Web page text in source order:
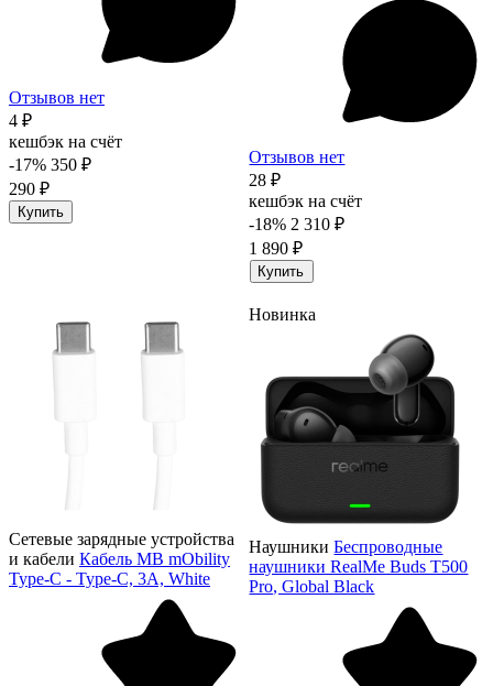
Отзывов нет
4 ₽
кешбэк на счёт
-17% 350 ₽
290 ₽
Купить
Отзывов нет
28 ₽
кешбэк на счёт
-18% 2 310 ₽
1 890 ₽
Купить
Сетевые зарядные устройства
и кабели Кабель MB mObility
Type-C - Type-C, 3А, White
Новинка
Наушники Беспроводные
наушники RealMe Buds T500
Pro, Global Black